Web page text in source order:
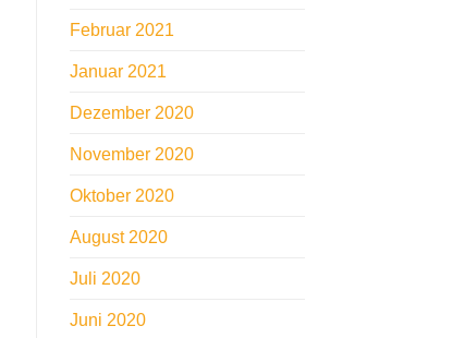
Februar 2021
Januar 2021
Dezember 2020
November 2020
Oktober 2020
August 2020
Juli 2020
Juni 2020